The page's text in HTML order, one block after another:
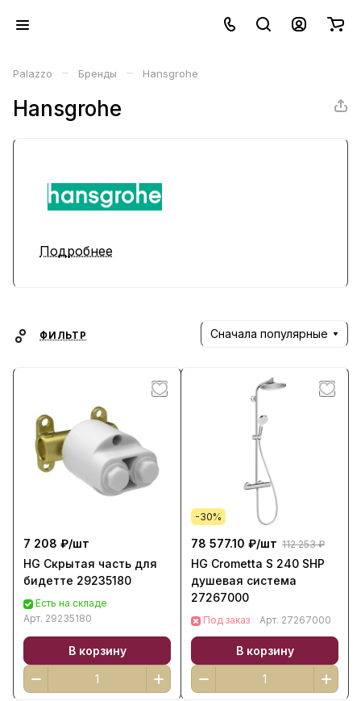
Palazzo – Бренды – Hansgrohe
Hansgrohe
Подробнее
ФИЛЬТР Сначала популярные
7 208 ₽/шт
HG Скрытая часть для
бидетте 29235180
Есть на складе
Арт. 29235180
В корзину
-30%
78 577.10 ₽/шт 112 253 ₽
HG Crometta S 240 SHP
душевая система
27267000
Под заказ Арт. 27267000
В корзину